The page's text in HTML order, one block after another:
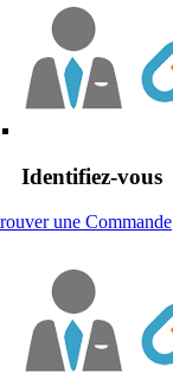
Identifiez-vous
une Commande